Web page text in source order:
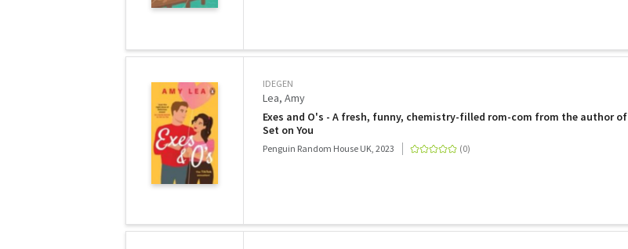
IDEGEN
Lea, Amy
Exes and O's - A fresh, funny, chemistry-filled rom-com from the author of
Set on You
Penguin Random House UK, 2023